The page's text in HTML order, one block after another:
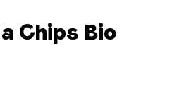
Chips Bio